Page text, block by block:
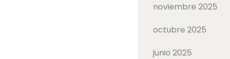
noviembre 2025
octubre 2025
junio 2025